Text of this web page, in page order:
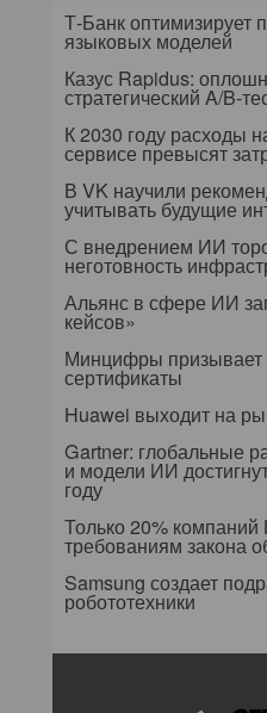
Т-Банк оптимизирует
языковых моделей
Казус Rapidus:
стратегический A/B-
К 2030 году расходы
сервисе превысят
В VK научили
учитывать будущие
С внедрением ИИ
неготовность
Альянс в сфере ИИ
кейсов»
Минцифры призывает
сертификаты
Huawei выходит на
Gartner: глобальные
и модели ИИ
году
Только 20%
требованиям закона
Samsung создает
робототехники